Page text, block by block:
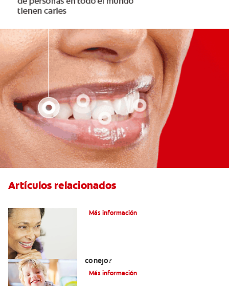
Artículos relacionados
Más información
conejo?
Más información